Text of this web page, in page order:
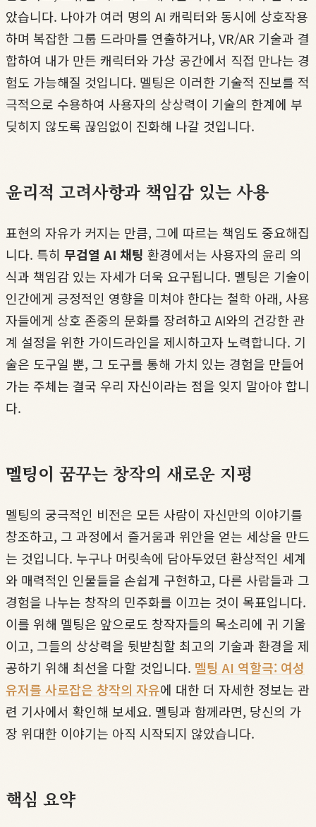
았습니다. 나아가 여러 명의 AI 캐릭터와 동시에 상호작용
하며 복잡한 그룹 드라마를 연출하거나, VR/AR 기술과 결
합하여 내가 만든 캐릭터와 가상 공간에서 직접 만나는 경
험도 가능해질 것입니다. 멜팅은 이러한 기술적 진보를 적
극적으로 수용하여 사용자의 상상력이 기술의 한계에 부
딪히지 않도록 끊임없이 진화해 나갈 것입니다.
윤리적 고려사항과 책임감 있는 사용
표현의 자유가 커지는 만큼, 그에 따르는 책임도 중요해집
니다. 특히 무검열 AI 채팅 환경에서는 사용자의 윤리 의
식과 책임감 있는 자세가 더욱 요구됩니다. 멜팅은 기술이
인간에게 긍정적인 영향을 미쳐야 한다는 철학 아래, 사용
자들에게 상호 존중의 문화를 장려하고 AI와의 건강한 관
계 설정을 위한 가이드라인을 제시하고자 노력합니다. 기
술은 도구일 뿐, 그 도구를 통해 가치 있는 경험을 만들어
가는 주체는 결국 우리 자신이라는 점을 잊지 말아야 합니
다.
멜팅이 꿈꾸는 창작의 새로운 지평
멜팅의 궁극적인 비전은 모든 사람이 자신만의 이야기를
창조하고, 그 과정에서 즐거움과 위안을 얻는 세상을 만드
는 것입니다. 누구나 머릿속에 담아두었던 환상적인 세계
와 매력적인 인물들을 손쉽게 구현하고, 다른 사람들과 그
경험을 나누는 창작의 민주화를 이끄는 것이 목표입니다.
이를 위해 멜팅은 앞으로도 창작자들의 목소리에 귀 기울
이고, 그들의 상상력을 뒷받침할 최고의 기술과 환경을 제
공하기 위해 최선을 다할 것입니다. 멜팅 AI 역할극: 여성
유저를 사로잡은 창작의 자유에 대한 더 자세한 정보는 관
련 기사에서 확인해 보세요. 멜팅과 함께라면, 당신의 가
장 위대한 이야기는 아직 시작되지 않았습니다.
핵심 요약